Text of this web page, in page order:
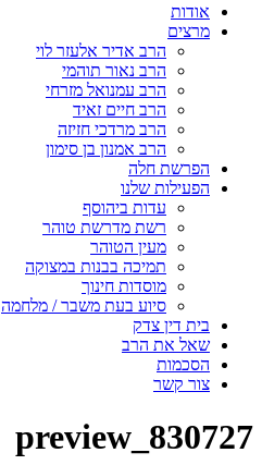
אודות
מרצים
הרב אדיר אלעזר לוי
הרב נאור תוהמי
הרב עמנואל מזרחי
הרב חיים זאיד
הרב מרדכי חזיזה
הרב אמנון בן סימון
הפרשת חלה
הפעילות שלנו
עדות ביהוסף
רשת מדרשת טוהר
מעין הטוהר
תמיכה בבנות במצוקה
מוסדות חינוך
סיוע בעת משבר / מלחמה
בית דין צדק
שאל את הרב
הסכמות
צור קשר
830727_preview